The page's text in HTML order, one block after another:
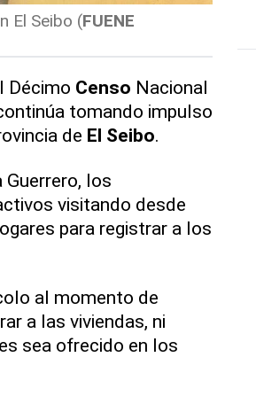
El Seibo (FUENE
Décimo Censo Nacional
tomando impulso
de El Seibo.
los
visitando desde
para registrar a los
al momento de
a las viviendas, ni
sea ofrecido en los